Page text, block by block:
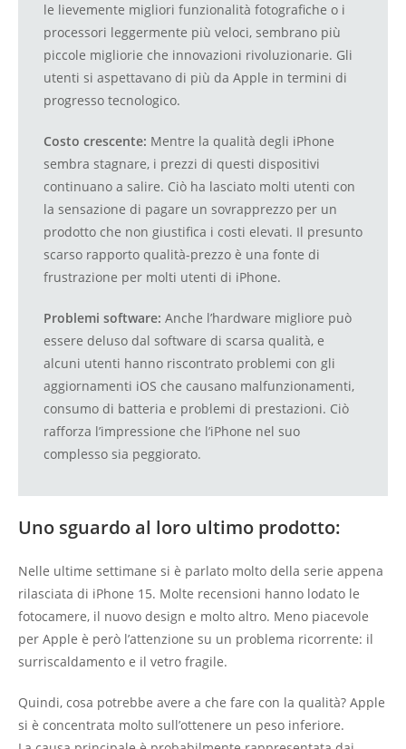
le lievemente migliori funzionalità fotografiche o i
processori leggermente più veloci, sembrano più
piccole migliorie che innovazioni rivoluzionarie. Gli
utenti si aspettavano di più da Apple in termini di
progresso tecnologico.
Costo crescente: Mentre la qualità degli iPhone
sembra stagnare, i prezzi di questi dispositivi
continuano a salire. Ciò ha lasciato molti utenti con
la sensazione di pagare un sovrapprezzo per un
prodotto che non giustifica i costi elevati. Il presunto
scarso rapporto qualità-prezzo è una fonte di
frustrazione per molti utenti di iPhone.
Problemi software: Anche l’hardware migliore può
essere deluso dal software di scarsa qualità, e
alcuni utenti hanno riscontrato problemi con gli
aggiornamenti iOS che causano malfunzionamenti,
consumo di batteria e problemi di prestazioni. Ciò
rafforza l’impressione che l’iPhone nel suo
complesso sia peggiorato.
Uno sguardo al loro ultimo prodotto:
Nelle ultime settimane si è parlato molto della serie appena
rilasciata di iPhone 15. Molte recensioni hanno lodato le
fotocamere, il nuovo design e molto altro. Meno piacevole
per Apple è però l’attenzione su un problema ricorrente: il
surriscaldamento e il vetro fragile.
Quindi, cosa potrebbe avere a che fare con la qualità? Apple
si è concentrata molto sull’ottenere un peso inferiore.